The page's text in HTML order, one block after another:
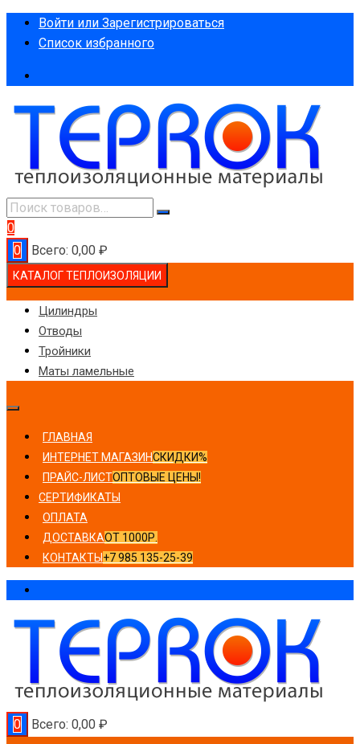
ПерейтиВойти или Зарегистрироваться
Список избранного
0
0
Всего: 0,00 ₽
КАТАЛОГ ТЕПЛОИЗОЛЯЦИИ
Цилиндры
Отводы
Тройники
Маты ламельные
ГЛАВНАЯ
ИНТЕРНЕТ МАГАЗИНСКИДКИ%
ПРАЙС-ЛИСТОПТОВЫЕ ЦЕНЫ!
СЕРТИФИКАТЫ
ОПЛАТА
ДОСТАВКАОТ 1000Р.
КОНТАКТЫ +7 985 135-25-39
0 Всего: 0,00 ₽